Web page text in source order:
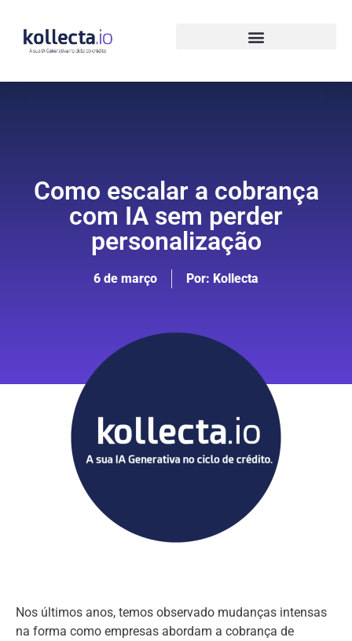
Como escalar a cobrança
com IA sem perder
personalização
6 de março Por: Kollecta
Nos últimos anos, temos observado mudanças intensas
na forma como empresas abordam a cobrança de